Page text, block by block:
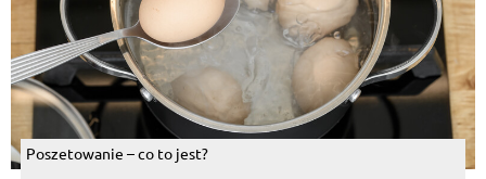
Poszetowanie – co to jest?